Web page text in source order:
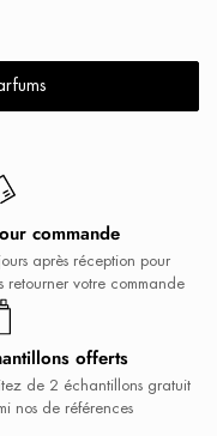
commande
après réception pour
retourner votre commande
offerts
de 2 échantillons gratuit
nos de références